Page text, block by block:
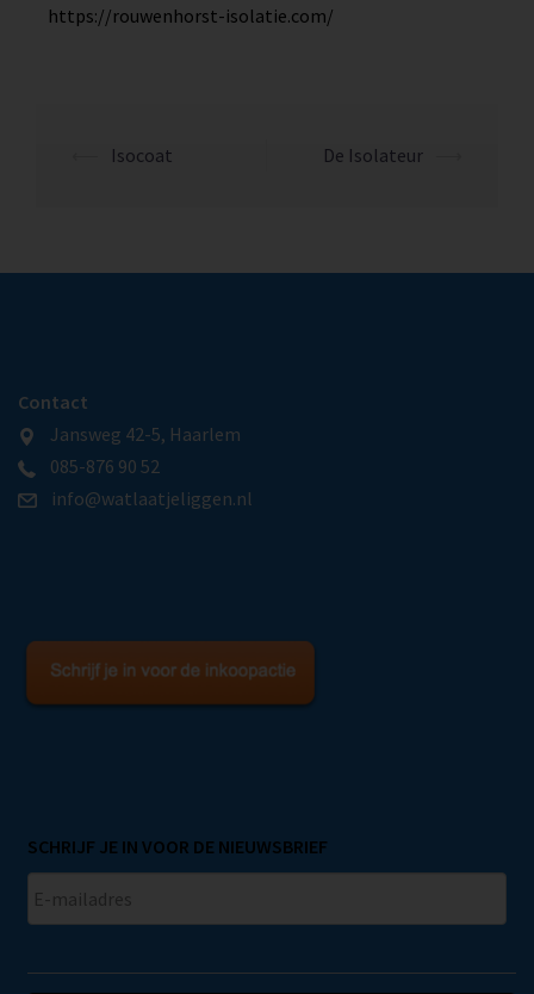
https://rouwenhorst-isolatie.com/
Isocoat De Isolateur
Contact
Jansweg 42-5, Haarlem
085-876 90 52
info@watlaatjeliggen.nl
SCHRIJF JE IN VOOR DE NIEUWSBRIEF